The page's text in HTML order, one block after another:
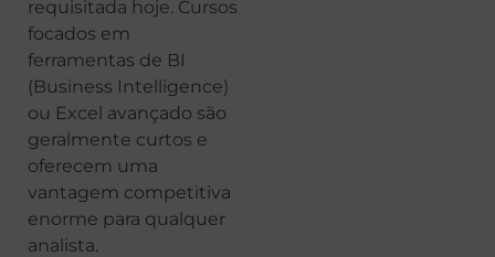
requisitada hoje. Cursos
focados em
ferramentas de BI
(Business Intelligence)
ou Excel avançado são
geralmente curtos e
oferecem uma
vantagem competitiva
enorme para qualquer
analista.